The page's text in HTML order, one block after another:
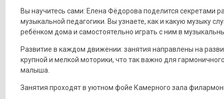
Вы научитесь сами: Елена Фёдорова поделится секретами
музыкальной педагогики. Вы узнаете, как и какую музыку
ребёнком дома и самостоятельно играть с ним в
Развитие в каждом движении: занятия направлены на
крупной и мелкой моторики, что так важно для
малыша.
Занятия проходят в уютном фойе Камерного зала